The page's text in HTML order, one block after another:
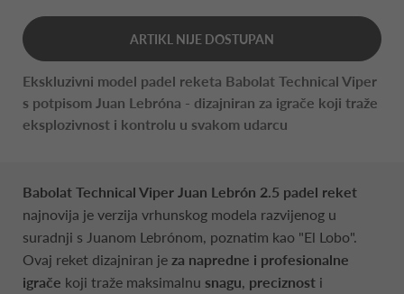
ARTIKL NIJE DOSTUPAN
Ekskluzivni model padel reketa Babolat Technical Viper
s potpisom Juan Lebróna - dizajniran za igrače koji traže
eksplozivnost i kontrolu u svakom udarcu
Babolat Technical Viper Juan Lebrón 2.5 padel reket
najnovija je verzija vrhunskog modela razvijenog u
suradnji s Juanom Lebrónom, poznatim kao "El Lobo".
Ovaj reket dizajniran je za napredne i profesionalne
igrače koji traže maksimalnu snagu, preciznost i